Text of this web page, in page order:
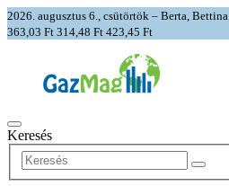
2026. augusztus 6., csütörtök – Berta, Bettina
363,03 Ft 314,48 Ft 423,45 Ft
Keresés